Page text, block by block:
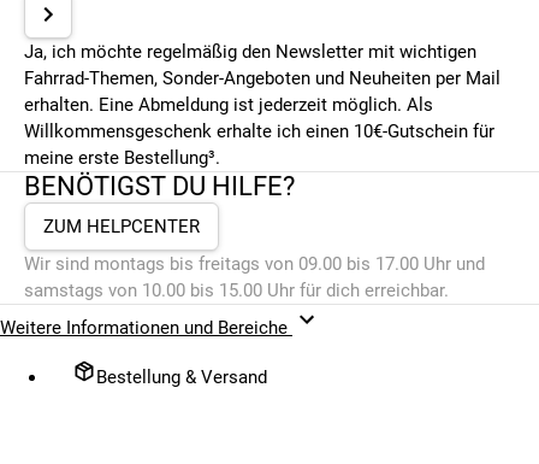
Ja, ich möchte regelmäßig den Newsletter mit wichtigen
Fahrrad-Themen, Sonder-Angeboten und Neuheiten per Mail
erhalten. Eine Abmeldung ist jederzeit möglich. Als
Willkommensgeschenk erhalte ich einen 10€-Gutschein für
meine erste Bestellung³.
BENÖTIGST DU HILFE?
ZUM HELPCENTER
Wir sind montags bis freitags von 09.00 bis 17.00 Uhr und
samstags von 10.00 bis 15.00 Uhr für dich erreichbar.
Weitere Informationen und Bereiche
Bestellung & Versand